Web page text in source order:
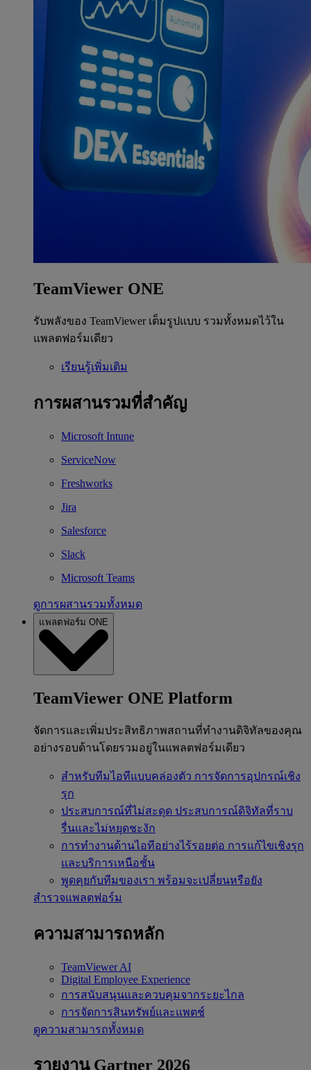
TeamViewer ONE
รับพลังของ TeamViewer เต็มรูปแบบ รวมทั้งหมดไว้ใน
แพลตฟอร์มเดียว
เรียนรู้เพิ่มเติม
การผสานรวมที่สำคัญ
Microsoft Intune
ServiceNow
Freshworks
Jira
Salesforce
Slack
Microsoft Teams
ดูการผสานรวมทั้งหมด
แพลตฟอร์ม ONE
TeamViewer ONE Platform
จัดการและเพิ่มประสิทธิภาพสถานที่ทำงานดิจิทัลของคุณ
อย่างรอบด้านโดยรวมอยู่ในแพลตฟอร์มเดียว
สำหรับทีมไอทีแบบคล่องตัว การจัดการอุปกรณ์เชิง
รุก
ประสบการณ์ที่ไม่สะดุด ประสบการณ์ดิจิทัลที่ราบ
รื่นและไม่หยุดชะงัก
การทำงานด้านไอทีอย่างไร้รอยต่อ การแก้ไขเชิงรุก
และบริการเหนือชั้น
พูดคุยกับทีมของเรา พร้อมจะเปลี่ยนหรือยัง
สำรวจแพลตฟอร์ม
ความสามารถหลัก
TeamViewer AI
Digital Employee Experience
การสนับสนุนและควบคุมจากระยะไกล
การจัดการสินทรัพย์และแพตช์
ดูความสามารถทั้งหมด
รายงาน Gartner 2026